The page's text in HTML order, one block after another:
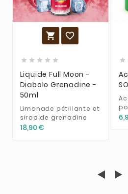
 
    
Liquide Full Moon -
Diabolo Grenadine -
50ml
Limonade pétillante et
sirop de grenadine
18,90 €
